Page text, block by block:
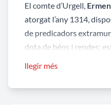
El comte d’Urgell,
atorgat l’any 1314,
de predicadors
dota de béns i rendes;
concretament el 1323,
llegir més